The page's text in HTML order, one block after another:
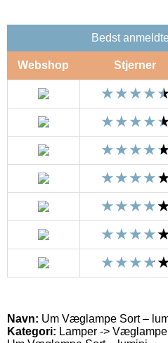
Bedst
Webshop Stjerner
Navn: Um Væglampe Sort –
Kategori: Lamper ->